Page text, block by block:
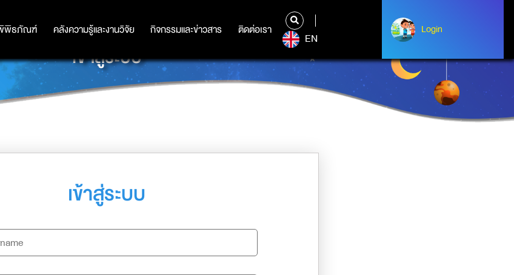
พิธภัณฑ์ คลังความรู้และงานวิจัย กิจกรรมและข่าวสาร ติดต่อเรา
พิธภัณฑ์ คลังความรู้และงานวิจัย กิจกรรมและข่าวสาร ติดต่อเรา
EN
Login
Albert Einstein
เข้าสู่ระบบ
เข้าสู่ระบบ